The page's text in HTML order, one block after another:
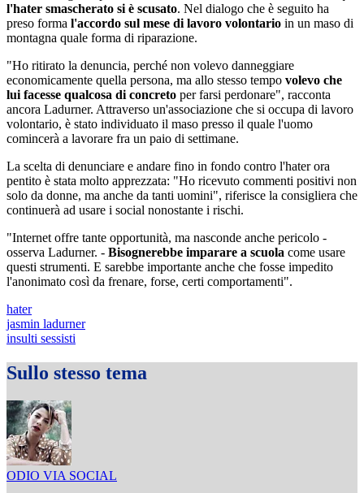
l'hater smascherato si è scusato. Nel dialogo che è seguito ha
preso forma l'accordo sul mese di lavoro volontario in un maso di
montagna quale forma di riparazione.
"Ho ritirato la denuncia, perché non volevo danneggiare
economicamente quella persona, ma allo stesso tempo volevo che
lui facesse qualcosa di concreto per farsi perdonare", racconta
ancora Ladurner. Attraverso un'associazione che si occupa di lavoro
volontario, è stato individuato il maso presso il quale l'uomo
comincerà a lavorare fra un paio di settimane.
La scelta di denunciare e andare fino in fondo contro l'hater ora
pentito è stata molto apprezzata: "Ho ricevuto commenti positivi non
solo da donne, ma anche da tanti uomini", riferisce la consigliera che
continuerà ad usare i social nonostante i rischi.
"Internet offre tante opportunità, ma nasconde anche pericolo -
osserva Ladurner. - Bisognerebbe imparare a scuola come usare
questi strumenti. E sarebbe importante anche che fosse impedito
l'anonimato così da frenare, forse, certi comportamenti".
hater
jasmin ladurner
insulti sessisti
Sullo stesso tema
ODIO VIA SOCIAL